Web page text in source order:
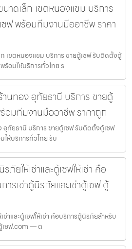
าดเล็ก เขตหนองแขม บริการ
ฟ พร้อมทีมงานมืออาชีพ ราคา
เขตหนองแขม บริการ ขายตู้เซฟ รับติดตั้งตู้
อมให้บริการทั่วไทย ร
นทอง อุทัยธานี บริการ ขายตู้
อมทีมงานมืออาชีพ ราคาถูก
ทัยธานี บริการ ขายตู้เซฟ รับติดตั้งตู้เซฟ
ห้บริการทั่วไทย รับ
ยให้เช่าและตู้เซฟให้เช่า คือ
รเช่าตู้นิรภัยและเช่าตู้เซฟ ตู้
าและตู้เซฟให้เช่า คือบริการตู้นิรภัยสำหรับ
เซฟ.com — ต